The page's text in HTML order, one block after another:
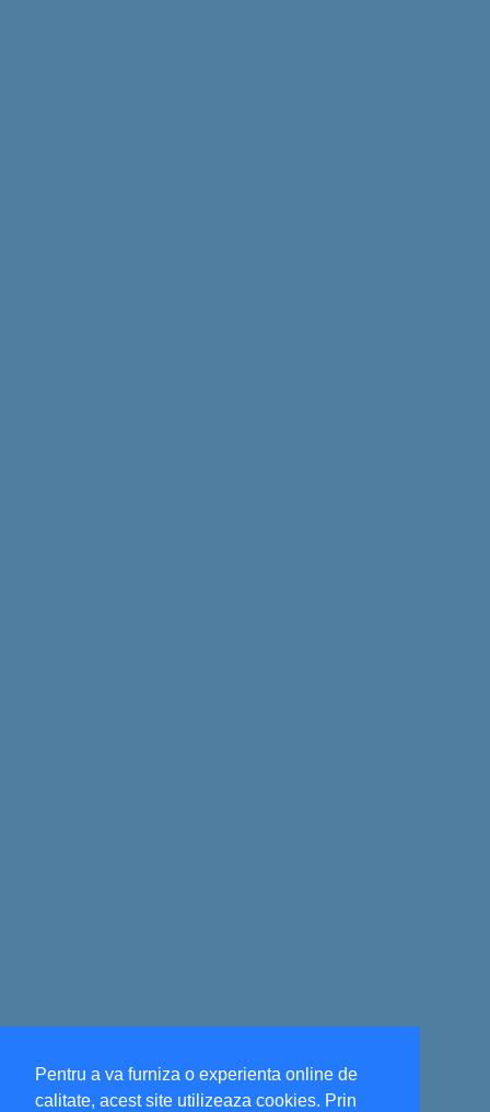
Pentru a va furniza o experienta online de
calitate, acest site utilizeaza cookies. Prin